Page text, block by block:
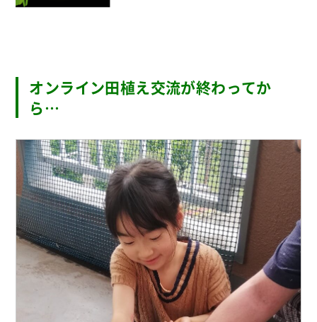
オンライン田植え交流が終わってか
ら…